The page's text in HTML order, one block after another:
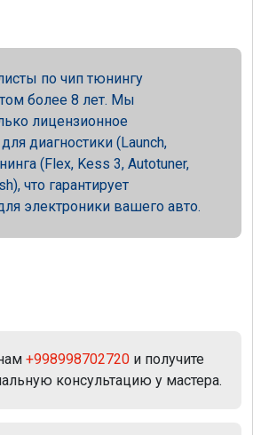
по чип тюнингу
более 8 лет. Мы
лицензионное
диагностики (Launch,
(Flex, Kess 3, Autotuner,
что гарантирует
электроники вашего авто.
+998998702720 и получите
консультацию у мастера.